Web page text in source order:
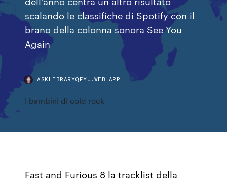
scalando le classifiche di Spotify con il
brano della colonna sonora See You
Again
ASKLIBRARYQFYU.WEB.APP
I bambini di cold rock
Fast and Furious 8 la tracklist della